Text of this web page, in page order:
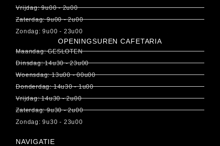
Vrijdag: 9u00 - 2u00
Zaterdag: 9u00 - 2u00
Zondag: 9u00 - 23u00
OPENINGSUREN CAFETARIA
Maandag: GESLOTEN
Dinsdag: 14u30 - 23u00
Woensdag: 13u00 - 00u00
Donderdag: 14u30 - 1u00
Vrijdag: 14u30 - 2u00
Zaterdag: 9u30 - 2u00
Zondag: 9u30 - 23u00
NAVIGATIE